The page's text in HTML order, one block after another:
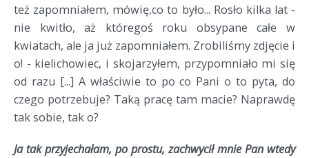
też zapomniałem, mówię,co to było... Rosło kilka lat -
nie kwitło, aż któregoś roku obsypane całe w
kwiatach, ale ja już zapomniałem. Zrobiliśmy zdjęcie i
o! - kielichowiec, i skojarzyłem, przypomniało mi się
od razu [...] A właściwie to po co Pani o to pyta, do
czego potrzebuje? Taką pracę tam macie? Naprawdę
tak sobie, tak o?
Ja tak przyjechałam, po prostu, zachwycił mnie Pan wtedy